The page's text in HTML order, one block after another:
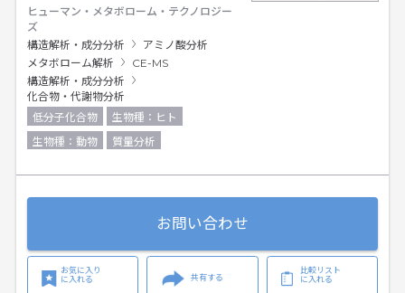
ヒューマン・メタボローム・テクノロジー
ズ
構造解析・成分分析
アミノ酸分析
メタボローム解析
CE-MS
構造解析・成分分析
化合物・代謝物分析
低分子化合物
生物種：ヒト
生物種：動物
質量分析
お問い合わせ
お気に入り
に入れる
共有する
比較リスト
に入れる